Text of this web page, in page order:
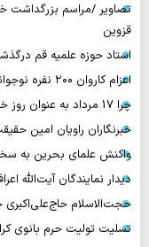
تصاویر /مراسم بزرگداشت
قزوین
استاد حوزه علمیه قم
اعزام کاروان ۲۰۰ نفره نوجوانان کهگیلویه و بویراحمدی به طریق الحسین (ع)
چرا 17 مرداد به عنوان روز خبرنگار نامیده شد؟
خبرنگاران راویان امین
واکنش علمای بحرین به
دیدار نمایندگان آیت‌الله
حجت‌الاسلام
تسلیت تولیت حرم بانوی